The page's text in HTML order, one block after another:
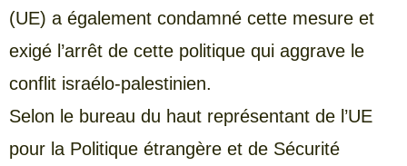
(UE) a également condamné cette mesure et
exigé l’arrêt de cette politique qui aggrave le
conflit israélo-palestinien.
Selon le bureau du haut représentant de l’UE
pour la Politique étrangère et de Sécurité